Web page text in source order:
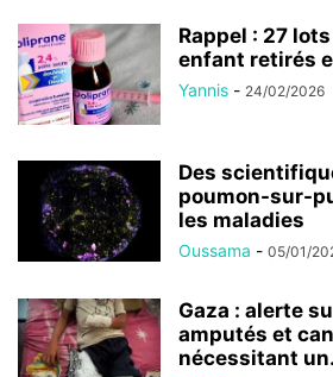
Rappel : 27
enfant retirés
Yannis - 24/02/2026
Des
poumon-sur-
les maladies
Oussama - 05/01/
Gaza : alerte
amputés et
nécessitant